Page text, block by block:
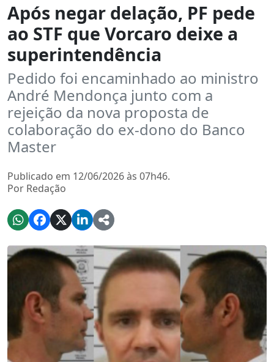
Após negar delação, PF pede
ao STF que Vorcaro deixe a
superintendência
Pedido foi encaminhado ao ministro
André Mendonça junto com a
rejeição da nova proposta de
colaboração do ex-dono do Banco
Master
Publicado em 12/06/2026 às 07h46.
Por Redação